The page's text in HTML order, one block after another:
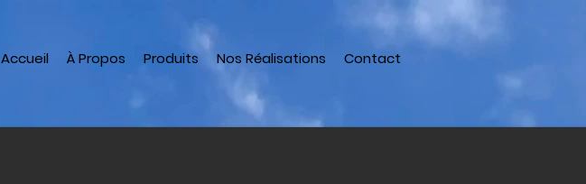
Accueil À Propos Produits Nos Réalisations Contact